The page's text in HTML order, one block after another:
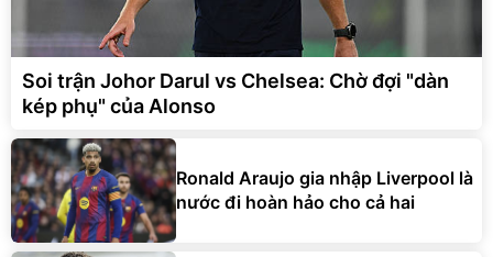
Soi trận Johor Darul vs Chelsea: Chờ đợi "dàn
kép phụ" của Alonso
Ronald Araujo gia nhập Liverpool là
nước đi hoàn hảo cho cả hai